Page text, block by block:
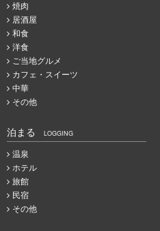
焼肉
居酒屋
和食
洋食
ご当地グルメ
カフェ・スイーツ
中華
その他
泊まる LOGGING
温泉
ホテル
旅館
民宿
その他